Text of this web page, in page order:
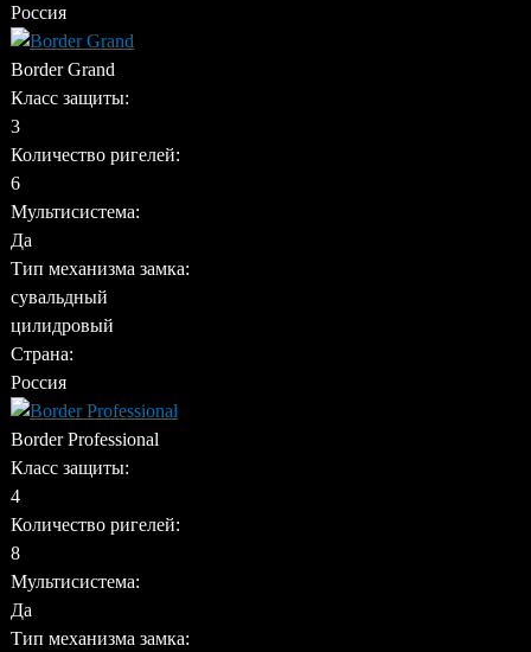
Россия
Border Grand
Класс защиты:
3
Количество ригелей:
6
Мультисистема:
Да
Тип механизма замка:
сувальдный
цилидровый
Страна:
Россия
Border Professional
Класс защиты:
4
Количество ригелей:
8
Мультисистема:
Да
Тип механизма замка: